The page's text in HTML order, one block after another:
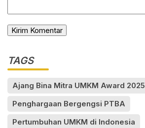
TAGS
Ajang Bina Mitra UMKM Award 2025
Penghargaan Bergengsi PTBA
Pertumbuhan UMKM di Indonesia